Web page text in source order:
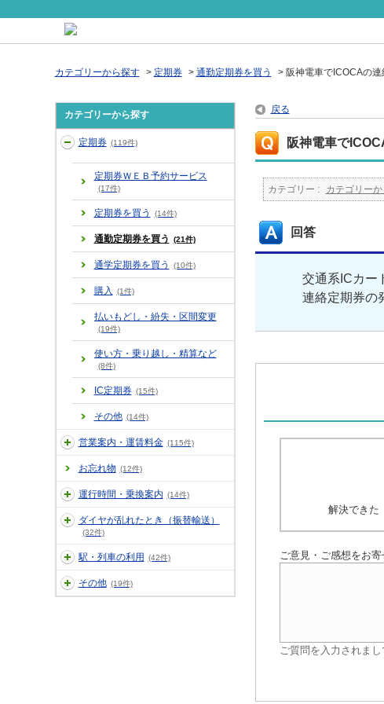
カテゴリーから探す > 定期券 > 通勤定期券を買う > 阪神電車でICOCAの
カテゴリーから探す
定期券 (119件)
定期券ＷＥＢ予約サービス
(17件)
定期券を買う (14件)
通勤定期券を買う (21件)
通学定期券を買う (10件)
購入 (1件)
払いもどし・紛失・区間変更
(19件)
使い方・乗り越し・精算など
(8件)
IC定期券 (15件)
その他 (14件)
営業案内・運賃料金 (115件)
お忘れ物 (12件)
運行時間・乗換案内 (14件)
ダイヤが乱れたとき（振替輸送）
(32件)
駅・列車の利用 (42件)
その他 (19件)
戻る
阪神電車で
カテゴリー : カテゴリー
回答
交通系ICカー
連絡定期券の
解決できた
ご意見・ご感想をお
ご質問を入力されま